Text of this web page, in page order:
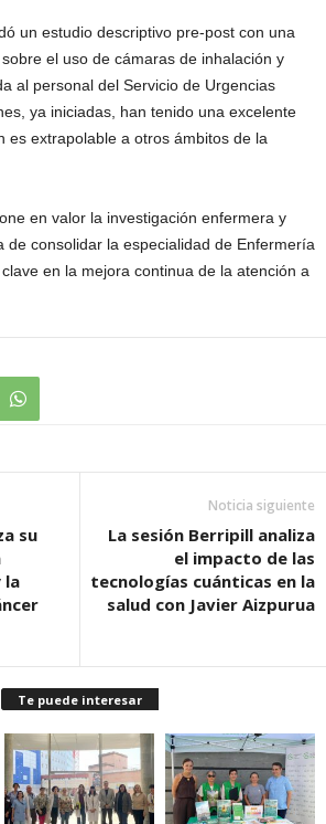
un estudio descriptivo pre‑post con una
el uso de cámaras de inhalación y
al personal del Servicio de Urgencias
ya iniciadas, han tenido una excelente
es extrapolable a otros ámbitos de la
en valor la investigación enfermera y
de consolidar la especialidad de Enfermería
en la mejora continua de la atención a
su
la
Noticia siguiente
La sesión Berripill analiza
el impacto de las
tecnologías cuánticas en la
salud con Javier Aizpurua
Te puede interesar